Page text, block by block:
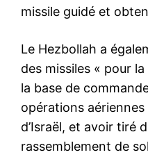
missile guidé et
Le Hezbollah a
des missiles « pour
la base de
opérations
d’Israël, et avoir tiré
rassemblement de